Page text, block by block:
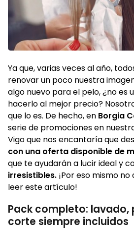
Ya que, varias veces al año,
renovar un poco nuestra
algo nuevo para el pelo, ¿no es
hacerlo al mejor precio?
que lo es. De hecho, en Borgia
serie de promociones en
Vigoque nos encantaría que
con una oferta disponible de
que te ayudarán a lucir ideal y
irresistibles. ¡Por eso mismo
leer este artículo!
Pack completo: lavado,
corte siempre incluidos